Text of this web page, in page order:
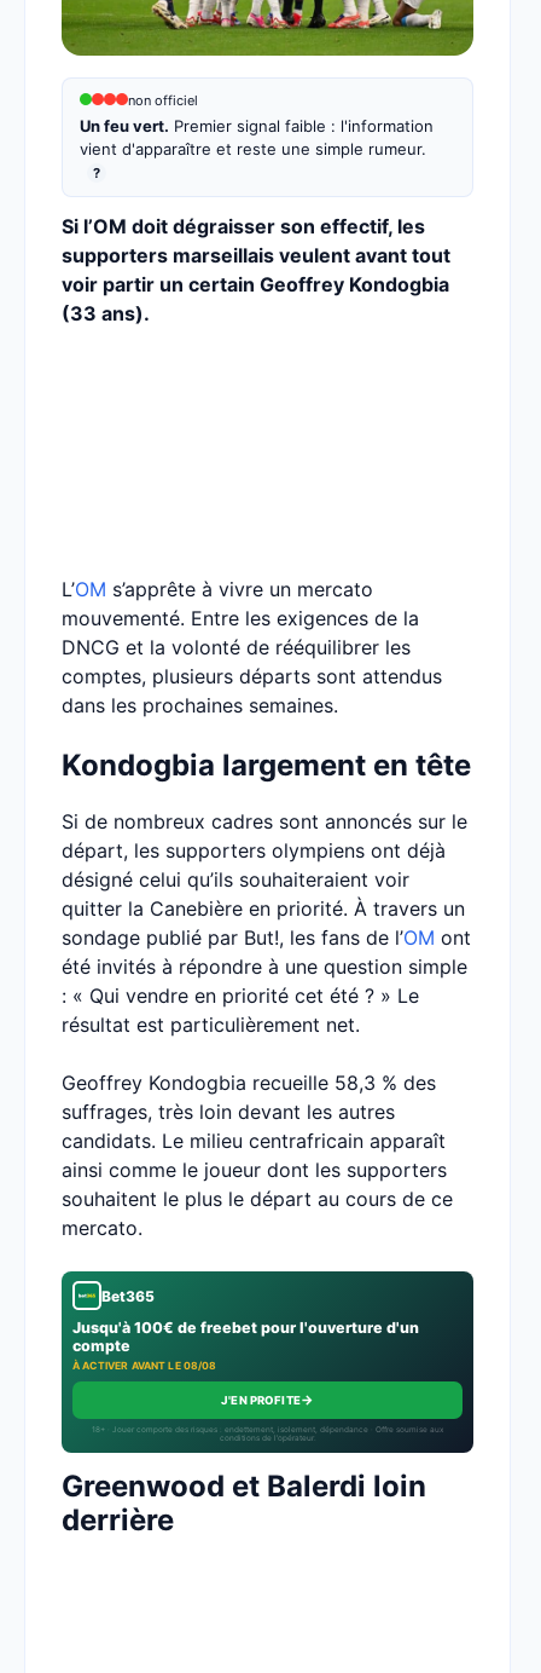
non officiel
Un feu vert. Premier signal faible : l'information
vient d'apparaître et reste une simple rumeur.
?
Si l’OM doit dégraisser son effectif, les
supporters marseillais veulent avant tout
voir partir un certain Geoffrey Kondogbia
(33 ans).
L’OM s’apprête à vivre un mercato
mouvementé. Entre les exigences de la
DNCG et la volonté de rééquilibrer les
comptes, plusieurs départs sont attendus
dans les prochaines semaines.
Kondogbia largement en tête
Si de nombreux cadres sont annoncés sur le
départ, les supporters olympiens ont déjà
désigné celui qu’ils souhaiteraient voir
quitter la Canebière en priorité. À travers un
sondage publié par But!, les fans de l’OM ont
été invités à répondre à une question simple
: « Qui vendre en priorité cet été ? » Le
résultat est particulièrement net.
Geoffrey Kondogbia recueille 58,3 % des
suffrages, très loin devant les autres
candidats. Le milieu centrafricain apparaît
ainsi comme le joueur dont les supporters
souhaitent le plus le départ au cours de ce
mercato.
Bet365
Jusqu'à 100€ de freebet pour l'ouverture d'un
compte
À ACTIVER AVANT LE 08/08
J'EN PROFITE→
18+ · Jouer comporte des risques : endettement, isolement, dépendance · Offre soumise aux
conditions de l’opérateur.
Greenwood et Balerdi loin
derrière